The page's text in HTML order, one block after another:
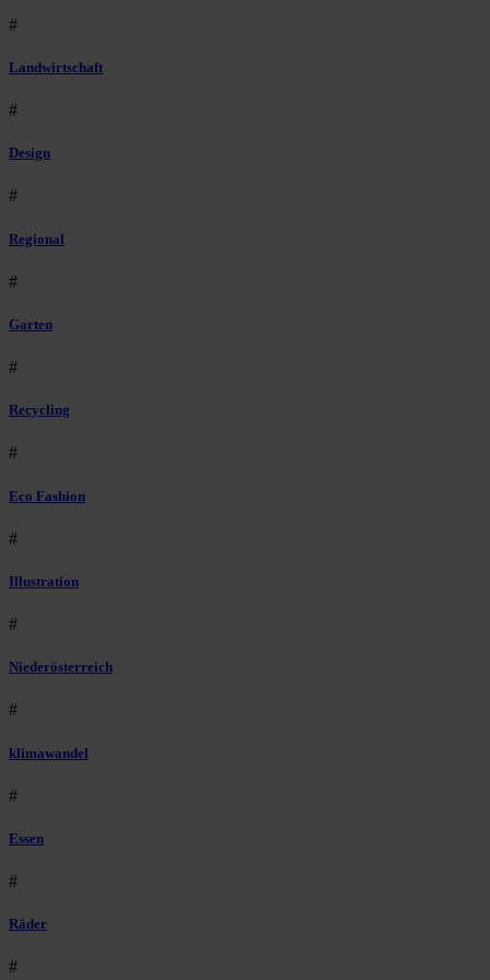
#
Landwirtschaft
#
Design
#
Regional
#
Garten
#
Recycling
#
Eco Fashion
#
Illustration
#
Niederösterreich
#
klimawandel
#
Essen
#
Räder
#